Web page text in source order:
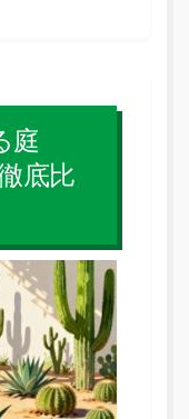
庭
底比